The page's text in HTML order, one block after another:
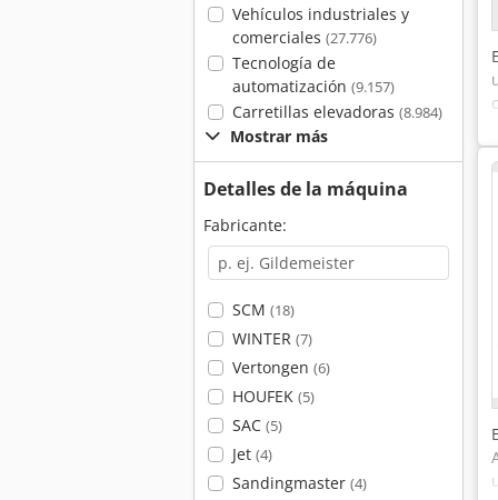
Vehículos industriales y
comerciales (27.776)
Tecnología de
automatización (9.157)
Carretillas elevadoras (8.984)
Mostrar más
Detalles de la máquina
Fabricante:
SCM (18)
WINTER (7)
Vertongen (6)
HOUFEK (5)
SAC (5)
Jet (4)
Sandingmaster (4)